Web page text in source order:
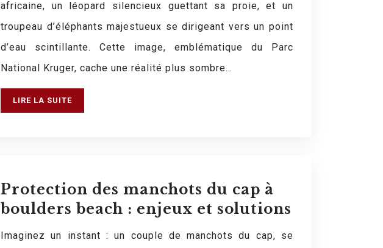
africaine, un léopard silencieux guettant sa proie, et un
troupeau d’éléphants majestueux se dirigeant vers un point
d’eau scintillante. Cette image, emblématique du Parc
National Kruger, cache une réalité plus sombre…
LIRE LA SUITE
Protection des manchots du cap à
boulders beach : enjeux et solutions
Imaginez un instant : un couple de manchots du cap, se